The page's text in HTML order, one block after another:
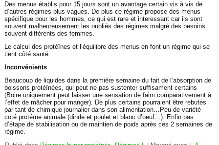
Des menus établis pour 15 jours sont un avantage certain vis à vis de
d’autres régimes plus vagues. De plus ce régime propose des menus
spécifique pour les hommes, ce qui est rare et interessant car ils sont
souvent malheureusement les oubliés des régimes malgré des besoins
souvent différents des femmes.
Le calcul des protéïnes et l’équilibre des menus en font un régime qui se
tient côté santé.
Inconvénients
Beaucoup de liquides dans la première semaine du fait de l’absorption de
boissons protéïnées, qui peut ne pas sustenter suffisament certains
(Boire uniquement peut laisser une sensation de faim comparativement à
l’effet de mâcher pour manger). De plus certains pourraient être rebutés
par tant de chimique journalier dans son alimentation…Peu de variété
coté protéïne animale (dinde et poulet et blanc d’oeuf…). Enfin pas
d’étape de stabilisation ou de maintien de poids après ces 2 semaines de
régime.